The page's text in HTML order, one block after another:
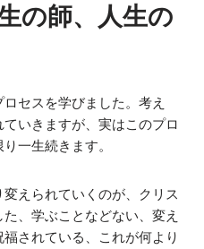
の師、人生の
セスを学びました。考え
いきますが、実はこのプロ
一生続きます。
えられていくのが、クリス
、学ぶことなどない、変え
されている、これが何より